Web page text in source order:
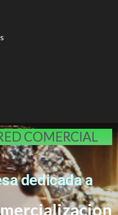
COMERCIAL
dedicada a